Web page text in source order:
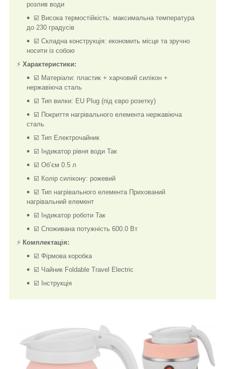
розлив води
☑️ Висока термостійкість: максимальна температура
до 230 градусів
☑️ Складна конструкція: економить місце та зручно
носити із собою
⚡ Характеристики:
☑️ Матеріали: пластик + харчовий силікон +
нержавіюча сталь
☑️ Тип вилки: ЕU Plug (під євро розетку)
☑️ Покриття нагрівального елемента нержавіюча
сталь
☑️ Тип Електрочайник
☑️ Індикатор рівня води Так
☑️ Об’єм 0.5 л
☑️ Колір силікону: рожевий
☑️ Тип нагрівального елемента Прихований
нагрівальний елемент
☑️ Індикатор роботи Так
☑️ Споживана потужність 600.0 Вт
⚡ Комплектація:
☑️ Фірмова коробка
☑️ Чайник Foldable Travel Electric
☑️ Інструкція